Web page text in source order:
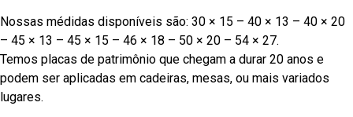
Nossas médidas disponíveis são: 30 × 15 – 40 × 13 – 40 × 20
– 45 × 13 – 45 × 15 – 46 × 18 – 50 × 20 – 54 × 27.
Temos placas de patrimônio que chegam a durar 20 anos e
podem ser aplicadas em cadeiras, mesas, ou mais variados
lugares.